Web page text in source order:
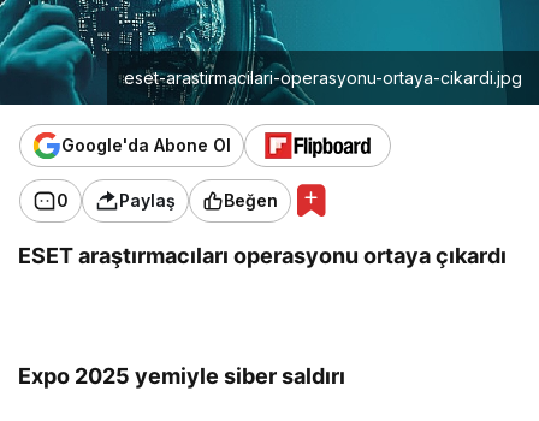
eset-arastirmacilari-operasyonu-ortaya-cikardi.jpg
Google'da Abone Ol
0 Paylaş Beğen
ESET araştırmacıları operasyonu ortaya çıkardı
Expo 2025 yemiyle siber saldırı